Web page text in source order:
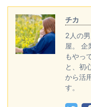
チカ
2人の
屋。 企
もやっ
と、初
から活
す。